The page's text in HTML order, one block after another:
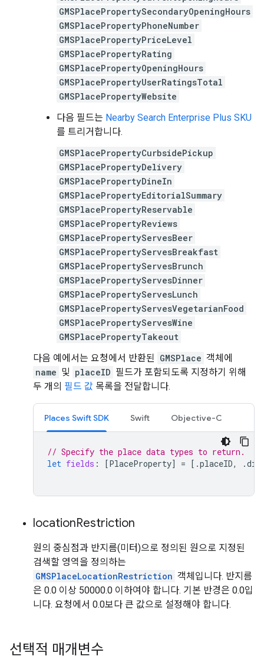
GMSPlacePropertySecondaryOpeningHours
GMSPlacePropertyPhoneNumber
GMSPlacePropertyPriceLevel
GMSPlacePropertyRating
GMSPlacePropertyOpeningHours
GMSPlacePropertyUserRatingsTotal
GMSPlacePropertyWebsite
다음 필드는 Nearby Search Enterprise Plus SKU
를 트리거합니다.
GMSPlacePropertyCurbsidePickup
GMSPlacePropertyDelivery
GMSPlacePropertyDineIn
GMSPlacePropertyEditorialSummary
GMSPlacePropertyReservable
GMSPlacePropertyReviews
GMSPlacePropertyServesBeer
GMSPlacePropertyServesBreakfast
GMSPlacePropertyServesBrunch
GMSPlacePropertyServesDinner
GMSPlacePropertyServesLunch
GMSPlacePropertyServesVegetarianFood
GMSPlacePropertyServesWine
GMSPlacePropertyTakeout
다음 예에서는 요청에서 반환된 GMSPlace 객체에
name 및 placeID 필드가 포함되도록 지정하기 위해
두 개의 필드 값 목록을 전달합니다.
Places Swift SDK Swift Objective-C
// Specify the place data types to return.
let fields : [PlaceProperty] = [.placeID, .
locationRestriction
원의 중심점과 반지름(미터)으로 정의된 원으로 지정된
검색할 영역을 정의하는
GMSPlaceLocationRestriction 객체입니다. 반지름
은 0.0 이상 50000.0 이하여야 합니다. 기본 반경은 0.0입
니다. 요청에서 0.0보다 큰 값으로 설정해야 합니다.
선택적 매개변수